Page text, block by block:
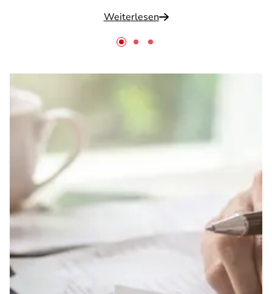
Weiterlesen